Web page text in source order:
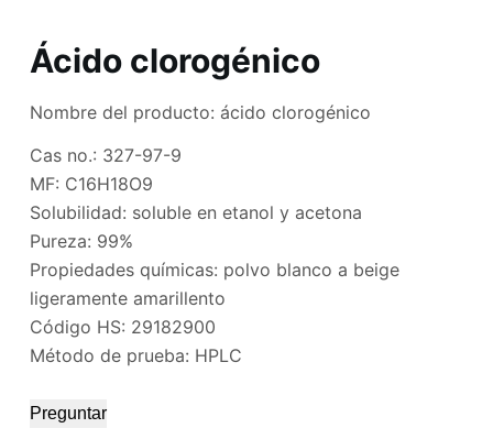
Ácido clorogénico
Nombre del producto: ácido clorogénico
Cas no.: 327-97-9
MF: C16H18O9
Solubilidad: soluble en etanol y acetona
Pureza: 99%
Propiedades químicas: polvo blanco a beige
ligeramente amarillento
Código HS: 29182900
Método de prueba: HPLC
Preguntar